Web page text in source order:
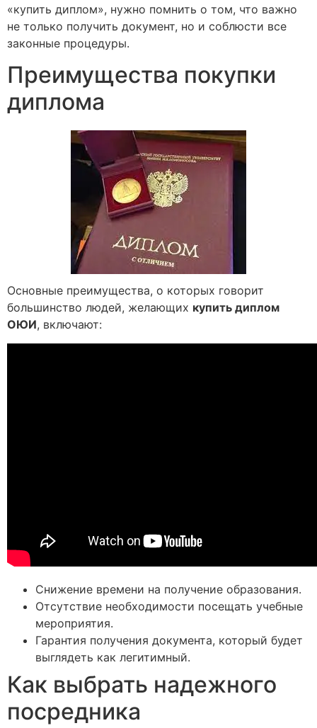
«купить диплом», нужно помнить о том, что важно
не только получить документ, но и соблюсти все
законные процедуры.
Преимущества покупки
диплома
Основные преимущества, о которых говорит
большинство людей, желающих купить диплом
ОЮИ, включают:
Снижение времени на получение образования.
Отсутствие необходимости посещать учебные
мероприятия.
Гарантия получения документа, который будет
выглядеть как легитимный.
Как выбрать надежного
посредника